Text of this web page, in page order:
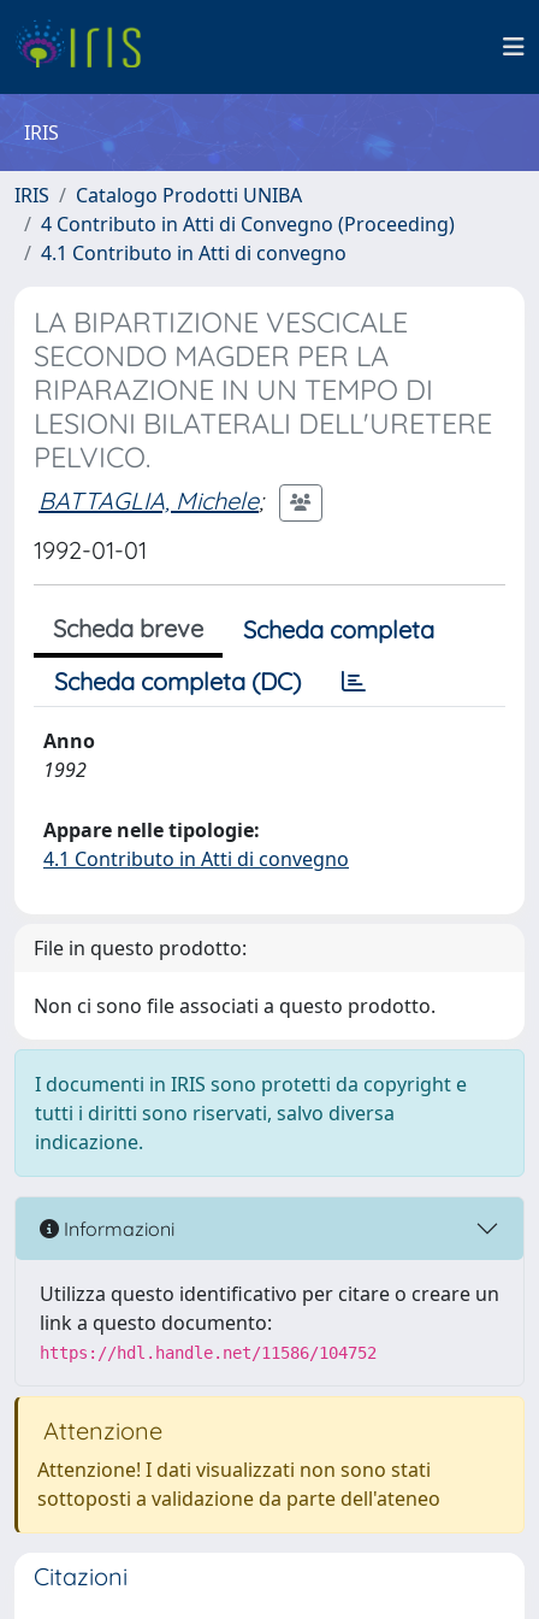
IRIS
IRIS
Catalogo Prodotti UNIBA
4 Contributo in Atti di Convegno (Proceeding)
4.1 Contributo in Atti di convegno
LA BIPARTIZIONE VESCICALE
SECONDO MAGDER PER LA
RIPARAZIONE IN UN TEMPO DI
LESIONI BILATERALI DELL'URETERE
PELVICO.
BATTAGLIA, Michele;
1992-01-01
Scheda breve
Scheda completa
Scheda completa (DC)
Anno
1992
Appare nelle tipologie:
4.1 Contributo in Atti di convegno
File in questo prodotto:
Non ci sono file associati a questo prodotto.
I documenti in IRIS sono protetti da copyright e
tutti i diritti sono riservati, salvo diversa
indicazione.
Informazioni
Utilizza questo identificativo per citare o creare un
link a questo documento:
https://hdl.handle.net/11586/104752
Attenzione
Attenzione! I dati visualizzati non sono stati
sottoposti a validazione da parte dell'ateneo
Citazioni